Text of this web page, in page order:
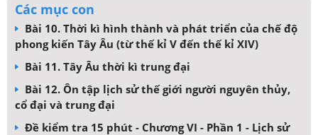
Các mục con
Bài 10. Thời kì hình thành và phát triển của chế độ
phong kiến Tây Âu (từ thế kỉ V đến thế kỉ XIV)
Bài 11. Tây Âu thời kì trung đại
Bài 12. Ôn tập lịch sử thế giới người nguyên thủy,
cổ đại và trung đại
Đề kiểm tra 15 phút - Chương VI - Phần 1 - Lịch sử